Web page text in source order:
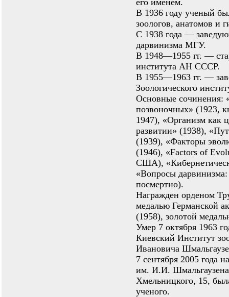
его именем.
В 1936 году ученый
зоологов, анатомов и
С 1938 года —
дарвинизма МГУ.
В 1948—1955 гг. —
института АН СССР.
В 1955—1963 гг. —
Зоологического
Основные сочинения:
позвоночных» (1923,
1947), «Организм как
развитии» (1938),
(1939), «Факторы
(1946), «Factors of
США),
«Вопросы
посмертно).
Награжден орденом
медалью Германской
(1958), золотой
Умер 7 октября 1963
Киевский Институт
Ивановича
7 сентября 2005 года
им. И.И.
Хмельницкого, 15,
ученого.